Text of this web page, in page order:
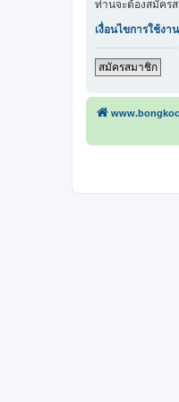
ท่านจะต้องสมัคร
เงื่อนไขการใช้งาน
สมัครสมาชิก